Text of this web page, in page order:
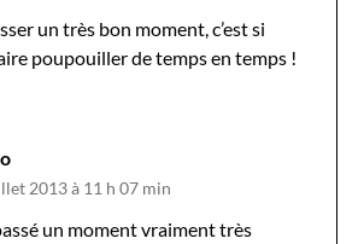
un très bon moment, c’est si
poupouiller de temps en temps !
2013 à 11 h 07 min
un moment vraiment très